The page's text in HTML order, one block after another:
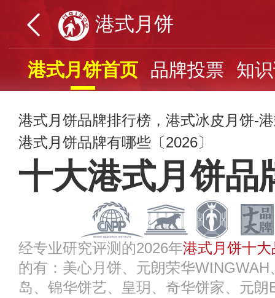
港式月饼
港式月饼首页 品牌投票 知
港式月饼品牌排行榜，港式冰皮月饼-
港式月饼品牌有哪些〔2026〕
十大港式月饼品
经专业研究评测的2026年港式月饼十
的有：美心月饼、元朗荣华
岛、锦华饼艺、皇玥、奇华饼家、元